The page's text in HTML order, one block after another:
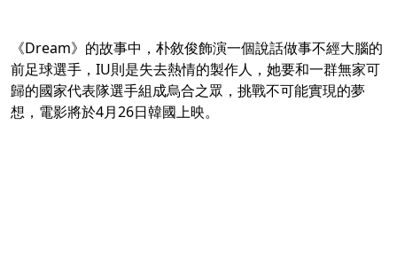
《Dream》的故事中，朴敘俊飾演一個說話做事不經大腦的
前足球選手，IU則是失去熱情的製作人，她要和一群無家可
歸的國家代表隊選手組成烏合之眾，挑戰不可能實現的夢
想，電影將於4月26日韓國上映。